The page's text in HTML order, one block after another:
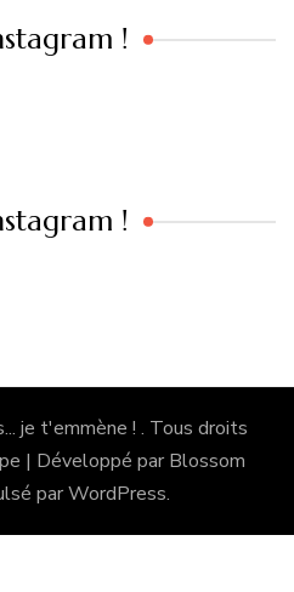
!
!
je t'emmène ! . Tous droits
| Développé par Blossom
parWordPress.